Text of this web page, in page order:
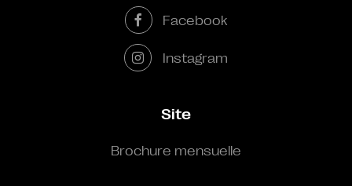
Facebook
Instagram
Site
Brochure mensuelle